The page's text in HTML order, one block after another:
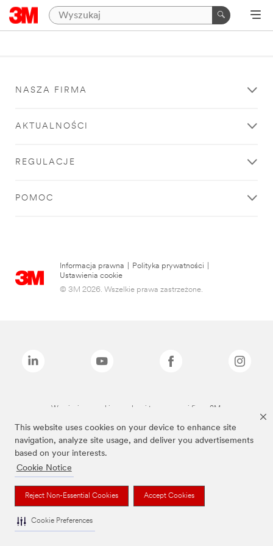
This website uses cookies on your device to enhance site
navigation, analyze site usage, and deliver you advertisements
based on your interests.
Cookie Notice
Reject Non-Essential Cookies Accept Cookies
Cookie Preferences
NASZA FIRMA
AKTUALNOŚCI
REGULACJE
POMOC
Informacja prawna Polityka prywatności
Ustawienia cookie
© 3M 2026. Wszelkie prawa zastrzeżone.
Wymienione marki są znakami towarowymi firmy 3M.